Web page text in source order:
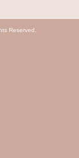
Reserved.